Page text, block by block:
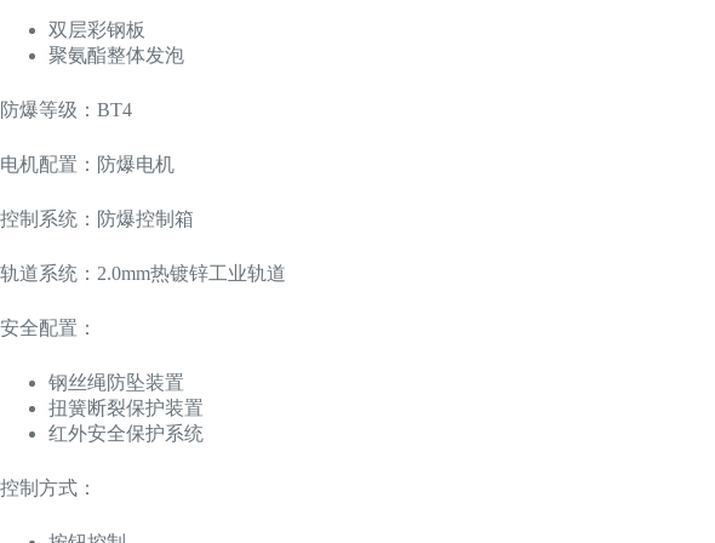
双层彩钢板
聚氨酯整体发泡
防爆等级：BT4
电机配置：防爆电机
控制系统：防爆控制箱
轨道系统：2.0mm热镀锌工业轨道
安全配置：
钢丝绳防坠装置
扭簧断裂保护装置
红外安全保护系统
控制方式：